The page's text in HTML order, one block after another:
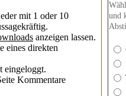
mit 1 oder 10
anzeigen lassen.
eines direkten
eingeloggt.
Kommentare
und